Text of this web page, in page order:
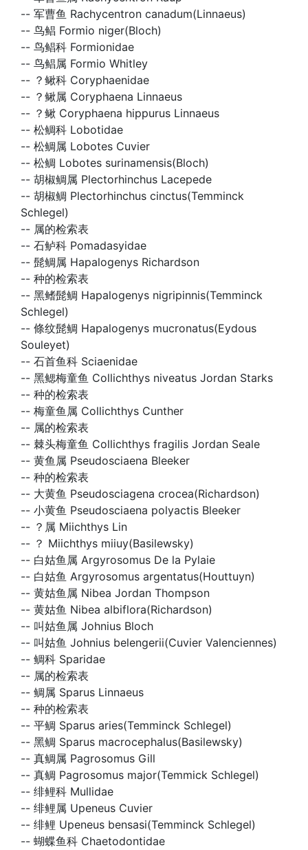
-- 军曹鱼 Rachycentron canadum(Linnaeus)
-- 鸟鲳 Formio niger(Bloch)
-- 鸟鲳科 Formionidae
-- 鸟鲳属 Formio Whitley
-- ？鳅科 Coryphaenidae
-- ？鳅属 Coryphaena Linnaeus
-- ？鳅 Coryphaena hippurus Linnaeus
-- 松鲷科 Lobotidae
-- 松鲷属 Lobotes Cuvier
-- 松鲷 Lobotes surinamensis(Bloch)
-- 胡椒鲷属 Plectorhinchus Lacepede
-- 胡椒鲷 Plectorhinchus cinctus(Temminck
Schlegel)
-- 属的检索表
-- 石鲈科 Pomadasyidae
-- 髭鲷属 Hapalogenys Richardson
-- 种的检索表
-- 黑鳍髭鲷 Hapalogenys nigripinnis(Temminck
Schlegel)
-- 條纹髭鲷 Hapalogenys mucronatus(Eydous
Souleyet)
-- 石首鱼科 Sciaenidae
-- 黑鳃梅童鱼 Collichthys niveatus Jordan Starks
-- 种的检索表
-- 梅童鱼属 Collichthys Cunther
-- 属的检索表
-- 棘头梅童鱼 Collichthys fragilis Jordan Seale
-- 黄鱼属 Pseudosciaena Bleeker
-- 种的检索表
-- 大黄鱼 Pseudosciagena crocea(Richardson)
-- 小黄鱼 Pseudosciaena polyactis Bleeker
-- ？属 Miichthys Lin
-- ？ Miichthys miiuy(Basilewsky)
-- 白姑鱼属 Argyrosomus De la Pylaie
-- 白姑鱼 Argyrosomus argentatus(Houttuyn)
-- 黄姑鱼属 Nibea Jordan Thompson
-- 黄姑鱼 Nibea albiflora(Richardson)
-- 叫姑鱼属 Johnius Bloch
-- 叫姑鱼 Johnius belengerii(Cuvier Valenciennes)
-- 鲷科 Sparidae
-- 属的检索表
-- 鲷属 Sparus Linnaeus
-- 种的检索表
-- 平鲷 Sparus aries(Temminck Schlegel)
-- 黑鲷 Sparus macrocephalus(Basilewsky)
-- 真鲷属 Pagrosomus Gill
-- 真鲷 Pagrosomus major(Temmick Schlegel)
-- 绯鲤科 Mullidae
-- 绯鲤属 Upeneus Cuvier
-- 绯鲤 Upeneus bensasi(Temminck Schlegel)
-- 蝴蝶鱼科 Chaetodontidae